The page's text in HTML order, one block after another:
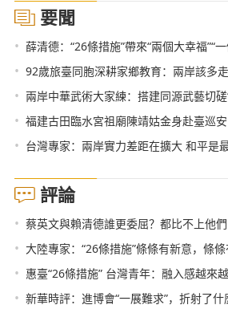
要聞
• 薛清德：“26條措施”帶來“兩個大幸福”“
• 92歲旅臺同胞深耕家鄉教育：兩岸該多
• 兩岸中華武術大家練：搭建同源武藝切磋
• 福建古田臨水宮祖廟陳靖姑金身赴臺巡安
• 台灣專家：兩岸實力差距在擴大 和平是
評論
• 蔡英文與賴清德誰更委屈？都比不上他們
• 大陸專家：“26條措施”條條有新意，條
• 惠臺“26條措施” 台灣青年：融入感越來
• 新華時評：進博會“一展難求”，折射了什